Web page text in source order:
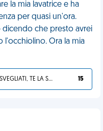
la mia lavatrice e ha
per quasi un'ora.
dicendo che presto avrei
l'occhiolino. Ora la mia
SVEGLIATI, TE LA SEI CERCATA! 15